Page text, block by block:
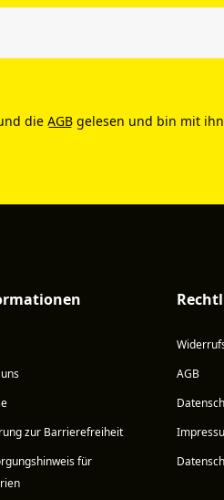
die AGB gelesen und bin mit
zur Barrierefreiheit
für
AGB